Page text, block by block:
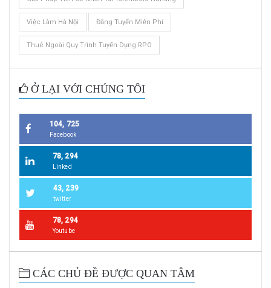
Việc Làm Hà Nội Đăng Tuyển Miễn Phí
Thuê Ngoài Quy Trình Tuyển Dụng RPO
Ở LẠI VỚI CHÚNG TÔI
104, 725
Facebook
78, 294
Linked
43, 239
twitter
78, 294
Youtube
CÁC CHỦ ĐỀ ĐƯỢC QUAN TÂM